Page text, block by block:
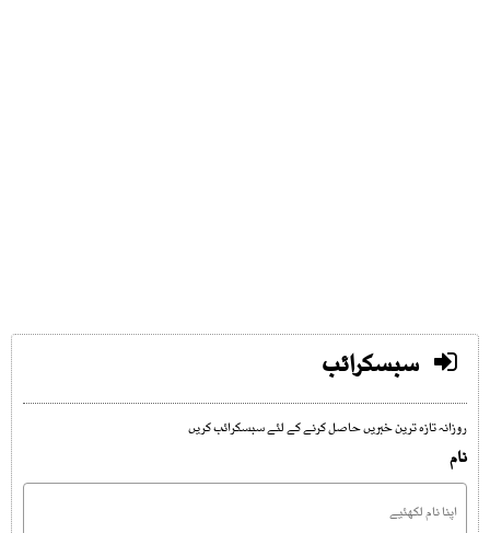
سبسکرائب
روزانہ تازہ ترین خبریں حاصل کرنے کے لئے سبسکرائب کریں
نام